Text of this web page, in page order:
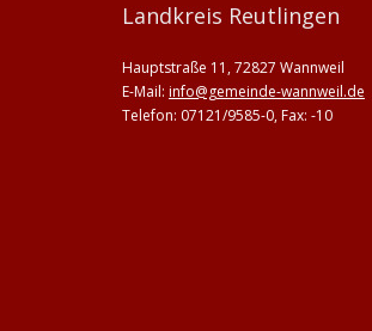
Landkreis Reutlingen
Hauptstraße 11, 72827 Wannweil
E-Mail: info@gemeinde-wannweil.de
Telefon: 07121/9585-0, Fax: -10